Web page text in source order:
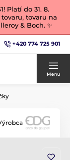
Platí do 31. 8.
tovaru na
& Boch. ✨
+420 774 725 901
Menu